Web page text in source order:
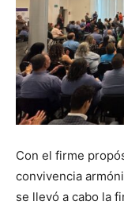
Con el firme
convivencia
se llevó a cabo la